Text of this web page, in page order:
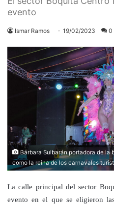
evento
Ismar Ramos 19/02/2023 0
Bárbara Sulbarán portadora de
como la reina de los carnavales
La calle principal del sector
evento en el que se eligieron